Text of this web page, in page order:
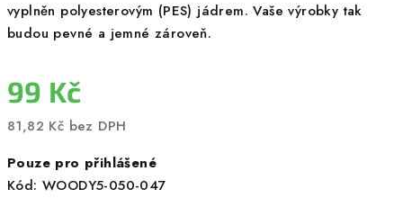
vyplněn polyesterovým (PES) jádrem. Vaše výrobky tak
budou pevné a jemné zároveň.
99 Kč
81,82 Kč bez DPH
cena:
Pouze pro přihlášené
Kód: WOODY5-050-047